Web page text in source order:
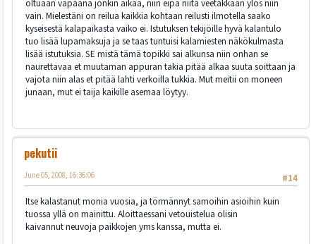
oltuaan vapaana jonkin aikaa, niin eipä niitä veetäkkään ylös niin
vain. Mielestäni on reilua kaikkia kohtaan reilusti ilmotella saako
kyseisestä kalapaikasta vaiko ei. Istutuksen tekijöille hyvä kalantulo
tuo lisää lupamaksuja ja se taas tuntuisi kalamiesten näkökulmasta
lisää istutuksia. SE mistä tämä topikki sai alkunsa niin onhan se
naurettavaa et muutaman appuran takia pitää alkaa suuta soittaan ja
vajota niin alas et pitää lahti verkoilla tukkia. Mut meitii on moneen
junaan, mut ei taija kaikille asemaa löytyy.
pekutii
#14
June 05, 2008, 16:36:06
Itse kalastanut monia vuosia, ja törmännyt samoihin asioihin kuin
tuossa yllä on mainittu. Aloittaessani vetouistelua olisin
kaivannut neuvoja paikkojen yms kanssa, mutta ei.